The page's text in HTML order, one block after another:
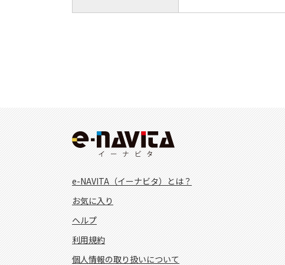
e-NAVITA（イーナビタ）とは？
お気に入り
ヘルプ
利用規約
個人情報の取り扱いについて